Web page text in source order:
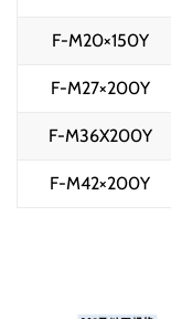
F-M20×150Y
F-M27×200Y
F-M36X200Y
F-M42×200Y